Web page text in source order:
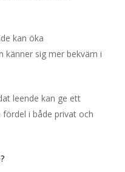
kan öka
sig mer bekväm i
leende kan ge ett
i både privat och